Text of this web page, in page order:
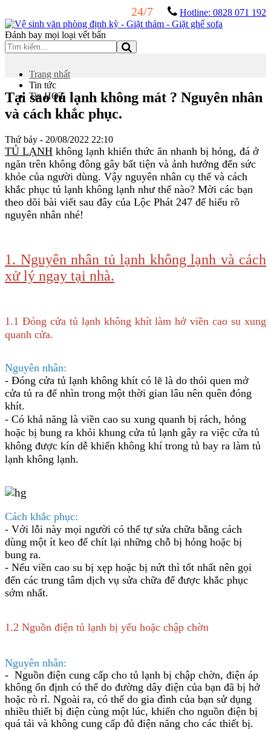
24/7 Hotline: 0828 071 192
Đánh bay mọi loại vết bẩn
Trang nhất
Tin tức
Tin HOT
Tại sao tủ lạnh không mát ? Nguyên nhân
và cách khắc phục.
Thứ bảy - 20/08/2022 22:10
TỦ LẠNH không lạnh khiến thức ăn nhanh bị hỏng, đá ở
ngăn trên không đông gây bất tiện và ảnh hưởng đến sức
khỏe của người dùng. Vậy nguyên nhân cụ thể và cách
khắc phục tủ lạnh không lạnh như thế nào? Mời các bạn
theo dõi bài viết sau đây của Lộc Phát 247 để hiểu rõ
nguyên nhân nhé!
1. Nguyên nhân tủ lạnh không lạnh và cách
xử lý ngay tại nhà.
1.1 Đóng cửa tủ lạnh không khít làm hở viền cao su xung
quanh cửa.
Nguyên nhân:
- Đóng cửa tủ lạnh không khít có lẽ là do thói quen mở
cửa tủ ra để nhìn trong một thời gian lâu nên quên đóng
khít.
- Có khả năng là viền cao su xung quanh bị rách, hỏng
hoặc bị bung ra khỏi khung cửa tủ lạnh gây ra việc cửa tủ
không được kín dễ khiến không khí trong tủ bay ra làm tủ
lạnh không lạnh.
Cách khắc phục:
- Với lỗi này mọi người có thể tự sửa chữa bằng cách
dùng một ít keo để chít lại những chỗ bị hỏng hoặc bị
bung ra.
- Nếu viền cao su bị xẹp hoặc bị nứt thì tốt nhất nên gọi
đến các trung tâm dịch vụ sửa chữa để được khắc phục
sớm nhất.
1.2 Nguồn điện tủ lạnh bị yếu hoặc chập chờn
Nguyên nhân:
- Nguồn điện cung cấp cho tủ lạnh bị chập chờn, điện áp
không ổn định có thể do đường dây điện của bạn đã bị hở
hoặc rò rỉ. Ngoài ra, có thể do gia đình của bạn sử dụng
nhiều thiết bị điện cùng một lúc, khiến cho nguồn điện bị
quá tải và không cung cấp đủ điện năng cho các thiết bị.